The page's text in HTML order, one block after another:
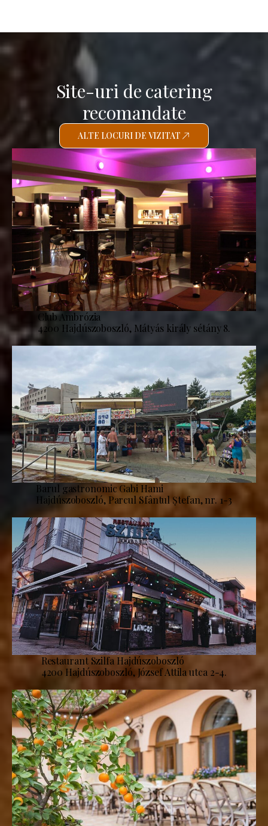
Site-uri de catering
recomandate
ALTE LOCURI DE VIZITAT
Club Ambrózia
4200 Hajdúszoboszló, Mátyás király sétány 8.
Barul gastronomic Gabi Hami
Hajdúszoboszló, Parcul Sfântul Ștefan, nr. 1-3
Restaurant Szilfa Hajdúszoboszló
4200 Hajdúszoboszló, József Attila utca 2-4.